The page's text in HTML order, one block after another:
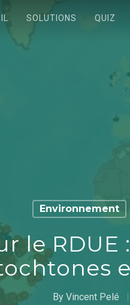
SOLUTIONS QUIZ
Environnement
le
By Vincent Pelé